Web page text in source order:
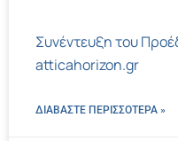
Συνέντευξη του
atticahorizon.gr
ΔΙΑΒΑΣΤΕ ΠΕΡΙΣΣΌΤΕΡΑ »